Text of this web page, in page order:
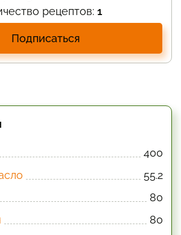
рецептов: 1
Подписаться
400
55.2
80
80